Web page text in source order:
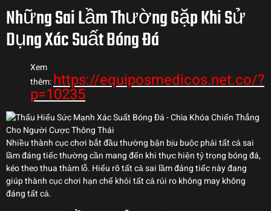
Những Sai Lầm Thường Gặp Khi Sử
Dụng Xác Suất Bóng Đá
Xem
thêm:https://equiposmedicos.net.co/?
p=10235
Nhiều thành cục chơi bắt đầu thường bận bịu buộc phải tất cả sai
lầm đáng tiếc thường cần mang đến khi thực hiện tỷ trọng bóng đá,
kéo theo thua thảm lỗ. Hiểu rõ tất cả sai lầm đáng tiếc này đang
giúp thành cục chơi hạn chế khỏi tất cả rủi ro không may không
đáng tất cả.